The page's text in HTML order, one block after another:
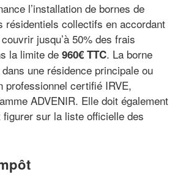
l’installation de bornes de
résidentiels collectifs en accordant
jusqu’à 50% des frais
la limite de 960€ TTC. La borne
une résidence principale ou
professionnel certifié IRVE,
ADVENIR. Elle doit également
sur la liste officielle des